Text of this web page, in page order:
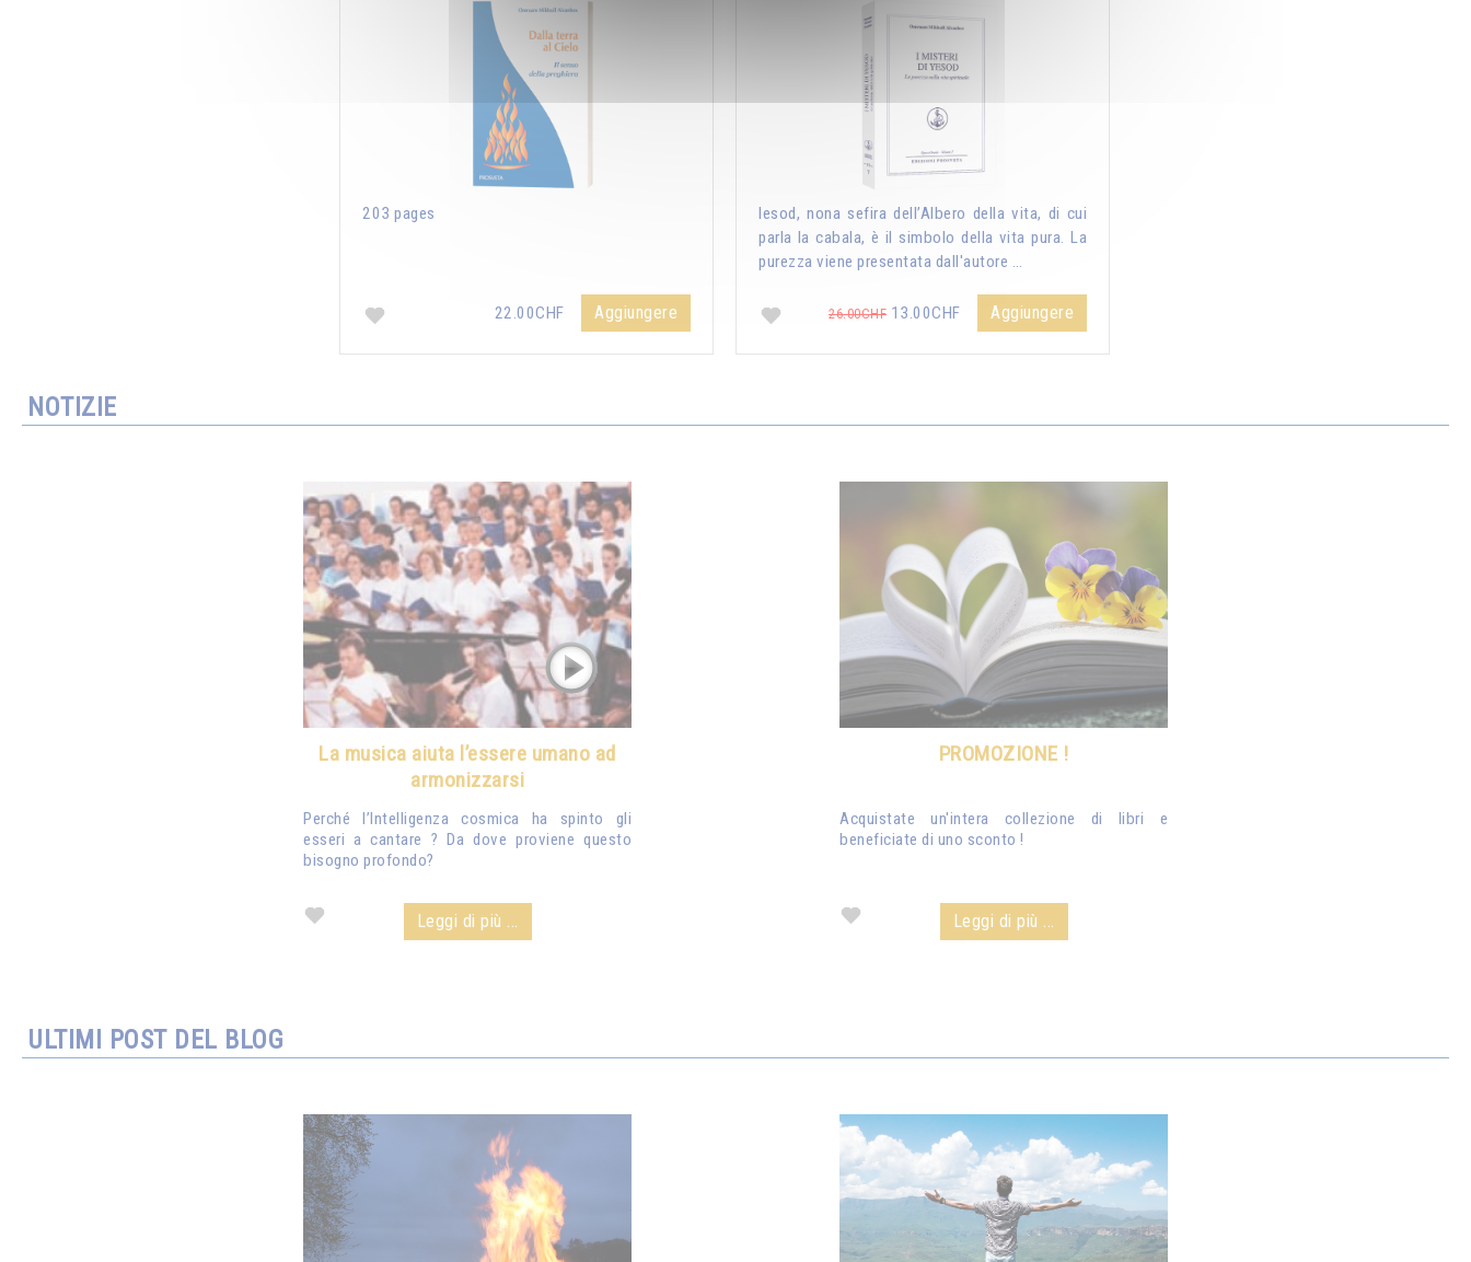
203 pages
22.00CHF Aggiungere
Iesod, nona sefira dell’Albero della vita, di cui
parla la cabala, è il simbolo della vita pura. La
purezza viene presentata dall'autore …
26.00CHF 13.00CHF Aggiungere
NOTIZIE
La musica aiuta l’essere umano ad
armonizzarsi
Perché l’Intelligenza cosmica ha spinto gli
esseri a cantare ? Da dove proviene questo
bisogno profondo?
Leggi di più ...
PROMOZIONE !
Acquistate un'intera collezione di libri e
beneficiate di uno sconto !
Leggi di più ...
ULTIMI POST DEL BLOG